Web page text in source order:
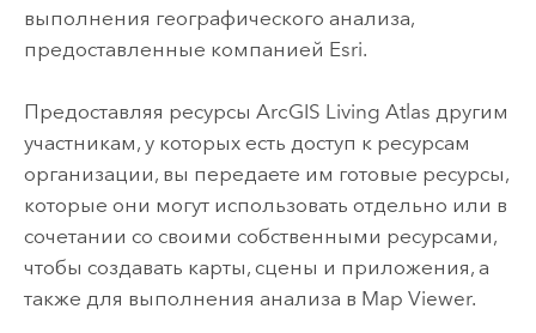
выполнения географического анализа,
предоставленные компанией Esri.
Предоставляя ресурсы ArcGIS Living Atlas другим
участникам, у которых есть доступ к ресурсам
организации, вы передаете им готовые ресурсы,
которые они могут использовать отдельно или в
сочетании со своими собственными ресурсами,
чтобы создавать карты, сцены и приложения, а
также для выполнения анализа в Map Viewer.